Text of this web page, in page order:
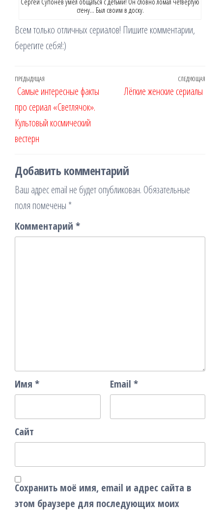
стену… Был своим в доску.
Всем только отличных сериалов! Пишите комментарии,
берегите себя!:)
Навигация
по
записям
Предыдущая
запись
ПРЕДЫДУЩАЯ
Самые интересные факты
про сериал «Светлячок».
Культовый космический
вестерн
СЛЕДУЮЩАЯ
Лёгкие женские сериалы
Добавить комментарий
Ваш адрес email не будет опубликован. Обязательные
поля помечены *
Комментарий *
Имя * Email *
Сайт
Сохранить моё имя, email и адрес сайта в
этом браузере для последующих моих